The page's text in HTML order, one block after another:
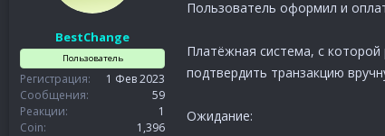
BestChange
Пользователь
Регистрация
1 Фев 2023
Сообщения
59
Реакции
1
Coin
1,396
Пользователь оформил и
Платёжная система, с
подтвердить транзакцию
Ожидание: